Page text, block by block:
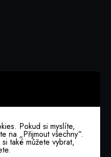
Pokud si myslíte,
na „Přijmout všechny“.
také můžete vybrat,